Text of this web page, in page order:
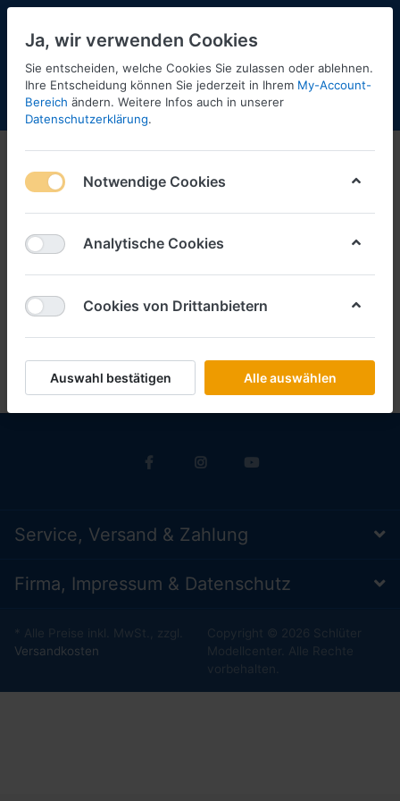
Menü Anmelden Shopaktualisierung
Vorbestellungen
Service, Versand & Zahlung
Firma, Impressum & Datenschutz
* Alle Preise inkl. MwSt., zzgl.
Versandkosten
Copyright © 2026 Schlüter
Modellcenter. Alle Rechte
vorbehalten.
Ja, wir verwenden Cookies
Sie entscheiden, welche Cookies Sie zulassen oder ablehnen.
Ihre Entscheidung können Sie jederzeit in Ihrem My-Account-
Bereich ändern. Weitere Infos auch in unserer
Datenschutzerklärung.
Notwendige Cookies
Analytische Cookies
Cookies von Drittanbietern
Auswahl bestätigen Alle auswählen